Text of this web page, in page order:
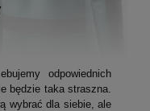
odpowiednich
będzie taka straszna.
wybrać dla siebie, ale